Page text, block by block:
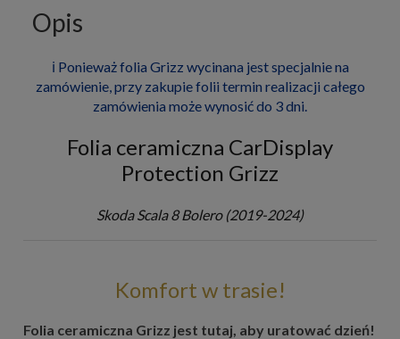
Opis
ℹ️ Ponieważ folia Grizz wycinana jest specjalnie na
zamówienie, przy zakupie folii termin realizacji całego
zamówienia może wynosić do 3 dni.
Folia ceramiczna CarDisplay
Protection Grizz
Skoda Scala 8 Bolero (2019-2024)
Komfort w trasie!
Folia ceramiczna Grizz jest tutaj, aby uratować dzień!